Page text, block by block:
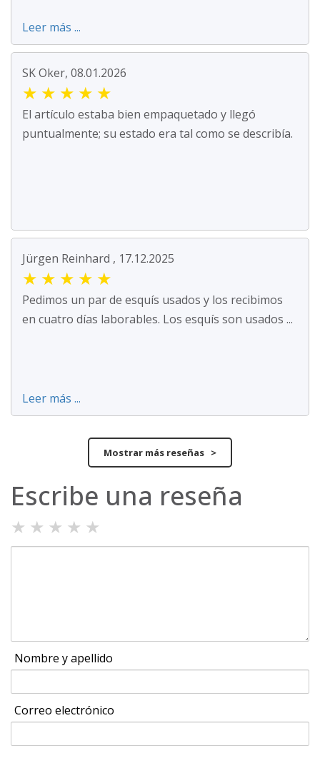
Leer más ...
SK Oker, 08.01.2026
★ ★ ★ ★ ★
El artículo estaba bien empaquetado y llegó
puntualmente; su estado era tal como se describía.
Jürgen Reinhard , 17.12.2025
★ ★ ★ ★ ★
Pedimos un par de esquís usados y los recibimos
en cuatro días laborables. Los esquís son usados ...
Leer más ...
Mostrar más reseñas >
Escribe una reseña
★ ★ ★ ★ ★
Nombre y apellido
Correo electrónico